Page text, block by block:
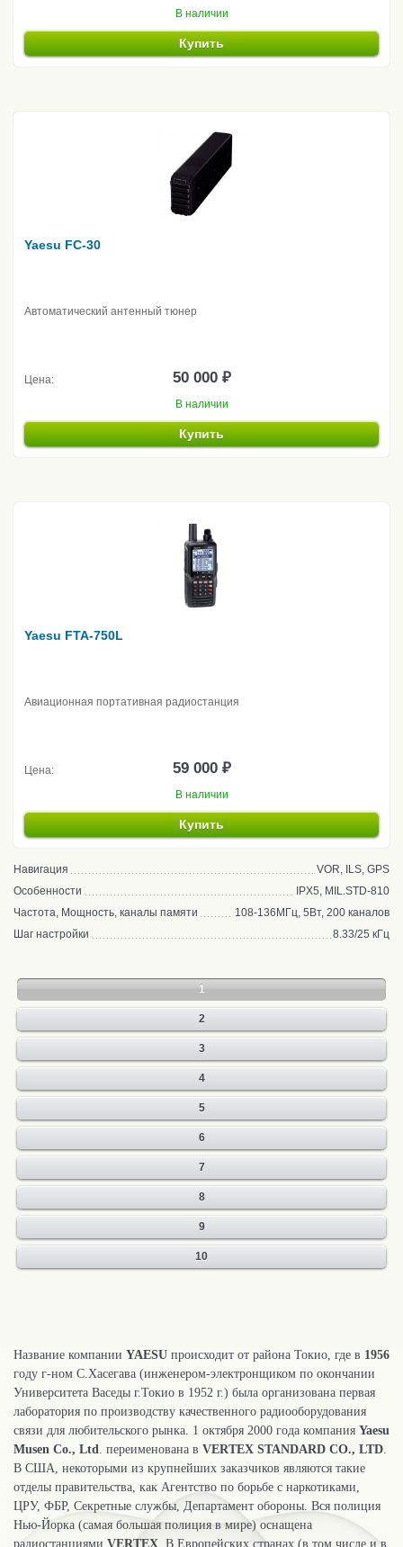
В наличии
Купить
Yaesu FC-30
Автоматический антенный тюнер
Цена: 50 000 ₽
В наличии
Купить
Yaesu FTA-750L
Авиационная портативная радиостанция
Цена: 59 000 ₽
В наличии
Купить
Навигация
VOR, ILS, GPS
Особенности
IPX5, MIL.STD-810
Частота, Мощность, каналы памяти
108-136МГц, 5Вт, 200 каналов
Шаг настройки
8.33/25 кГц
1
2
3
4
5
6
7
8
9
10
Название компании YAESU происходит от района Токио, где в 1956
году г-ном С.Хасегава (инженером-электронщиком по окончании
Университета Васеды г.Токио в 1952 г.) была организована первая
лаборатория по производству качественного радиооборудования
связи для любительского рынка. 1 октября 2000 года компания Yaesu
Musen Co., Ltd. переименована в VERTEX STANDARD CO., LTD.
В США, некоторыми из крупнейших заказчиков являются такие
отделы правительства, как Агентство по борьбе с наркотиками,
ЦРУ, ФБР, Секретные службы, Департамент обороны. Вся полиция
Нью-Йорка (самая большая полиция в мире) оснащена
радиостанциями VERTEX . В Европейских странах (в том числе и в